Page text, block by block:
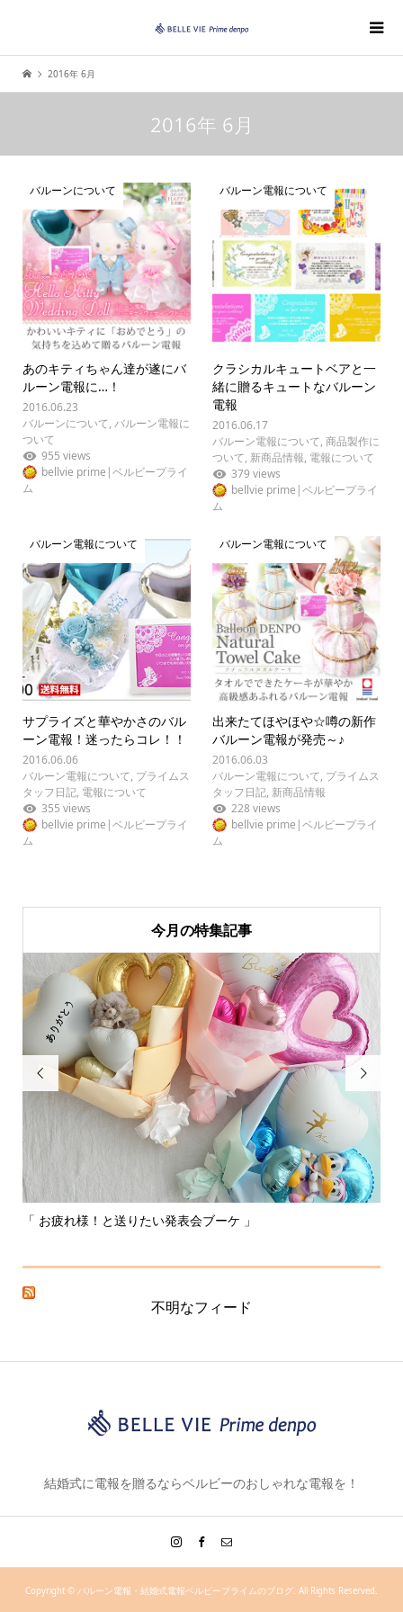
2016年 6月
2016年 6月
バルーンについて
あのキティちゃん達が遂にバ
ルーン電報に…！
2016.06.23
バルーンについて, バルーン電報に
ついて
955 views
bellvie prime|ベルビープライ
ム
バルーン電報について
クラシカルキュートベアと一
緒に贈るキュートなバルーン
電報
2016.06.17
バルーン電報について,商品製作に
ついて, 新商品情報, 電報について
379 views
bellvie prime|ベルビープライ
ム
バルーン電報について
サプライズと華やかさのバル
ーン電報！迷ったらコレ！！
2016.06.06
バルーン電報について, プライムス
タッフ日記, 電報について
355 views
bellvie prime|ベルビープライ
ム
バルーン電報について
出来たてほやほや☆噂の新作
バルーン電報が発売～♪
2016.06.03
バルーン電報について, プライムス
タッフ日記, 新商品情報
228 views
bellvie prime|ベルビープライ
ム
今月の特集記事

「 お疲れ様！と送りたい発表会ブーケ 」

不明なフィード
結婚式に電報を贈るならベルビーのおしゃれな電報を！
Copyright © バルーン電報・結婚式電報ベルビープライムのブログ. All Rights Reserved.